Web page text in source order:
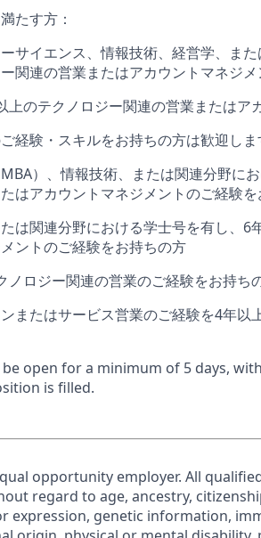
たす方：
サイエンス、情報技術、経営学、また
関連の営業またはアカウントマネジ
上のテクノロジー関連の営業またはア
経験・スキルをお持ちの方は歓迎しま
MBA）、情報技術、または関連分野にお
はアカウントマネジメントのご経験
は関連分野における学士号を有し、 6
ントのご経験をお持ちの方
ノロジー関連の営業のご経験をお持ち
またはサービス営業のご経験を4年以
open for a minimum of 5 days,
is filled.
opportunity employer. All
regard to age, ancestry,
expression, genetic information,